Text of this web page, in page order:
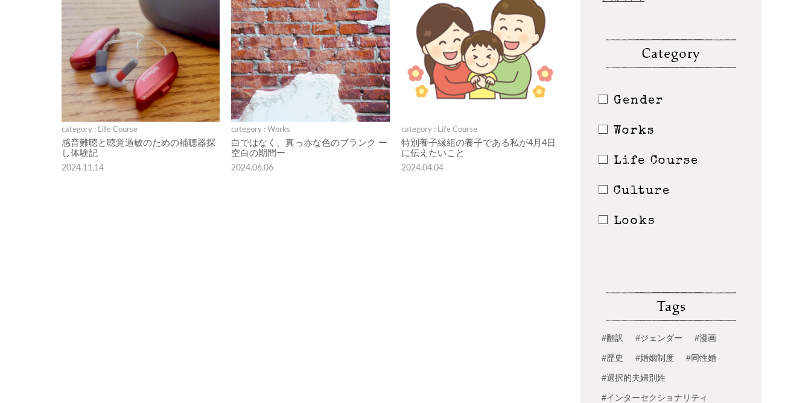
category : Life Course
感音難聴と聴覚過敏のための補聴器探
し体験記
2024.11.14
category : Works
白ではなく、真っ赤な色のブランク ー
空白の期間ー
2024.06.06
category : Life Course
特別養子縁組の養子である私が4月4日
に伝えたいこと
2024.04.04
Category
Gender
Works
Life Course
Culture
Looks
Tags
#翻訳 #ジェンダー #漫画
#歴史 #婚姻制度 #同性婚
#選択的夫婦別姓
#インターセクショナリティ